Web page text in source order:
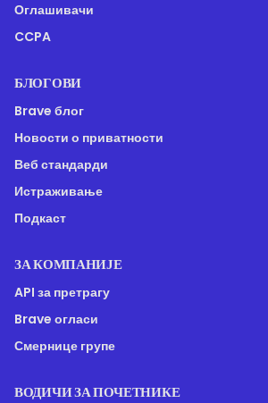
Оглашивачи
CCPA
БЛОГОВИ
Brave блог
Новости о приватности
Веб стандарди
Истраживање
Подкаст
ЗА КОМПАНИЈЕ
API за претрагу
Brave огласи
Смернице групе
ВОДИЧИ ЗА ПОЧЕТНИКЕ